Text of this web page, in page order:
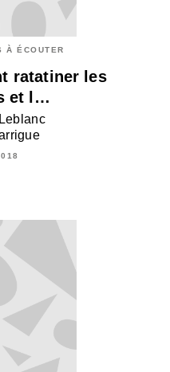
À ÉCOUTER
ratatiner les
et l…